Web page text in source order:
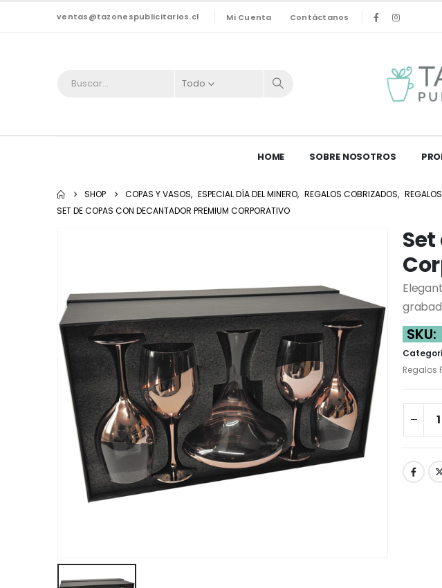
ventas@tazonespublicitarios.cl Mi Cuenta Contáctanos
Todo
HOME SOBRE NOSOTROS
SHOP COPAS Y VASOS, ESPECIAL DÍA DEL MINERO, REGALOS COBRIZADOS,
SET DE COPAS CON DECANTADOR PREMIUM CORPORATIVO
SKU:
Regalos